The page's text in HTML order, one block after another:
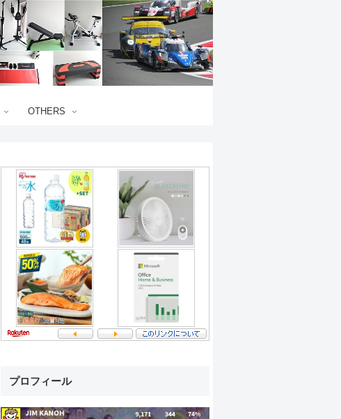
OTHERS
プロフィール